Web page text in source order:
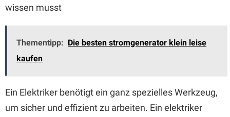
wissen musst
Thementipp: Die besten stromgenerator klein leise
kaufen
Ein Elektriker benötigt ein ganz spezielles Werkzeug,
um sicher und effizient zu arbeiten. Ein elektriker